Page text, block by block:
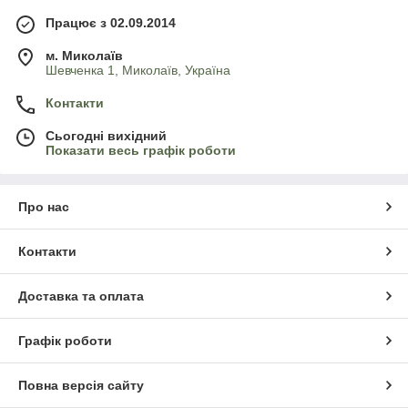
Працює з 02.09.2014
м. Миколаїв
Шевченка 1, Миколаїв, Україна
Контакти
Сьогодні вихідний
Показати весь графік роботи
Про нас
Контакти
Доставка та оплата
Графік роботи
Повна версія сайту